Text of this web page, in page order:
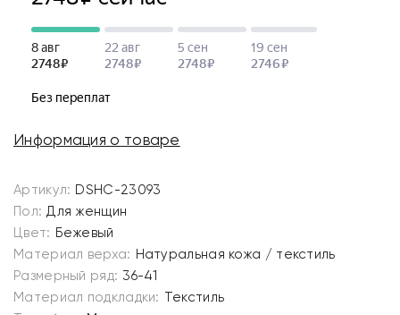
Информация о товаре
Артикул: DSHC-23093
Пол: Для женщин
Цвет: Бежевый
Материал верха: Натуральная кожа / текстиль
Размерный ряд: 36-41
Материал подкладки: Текстиль